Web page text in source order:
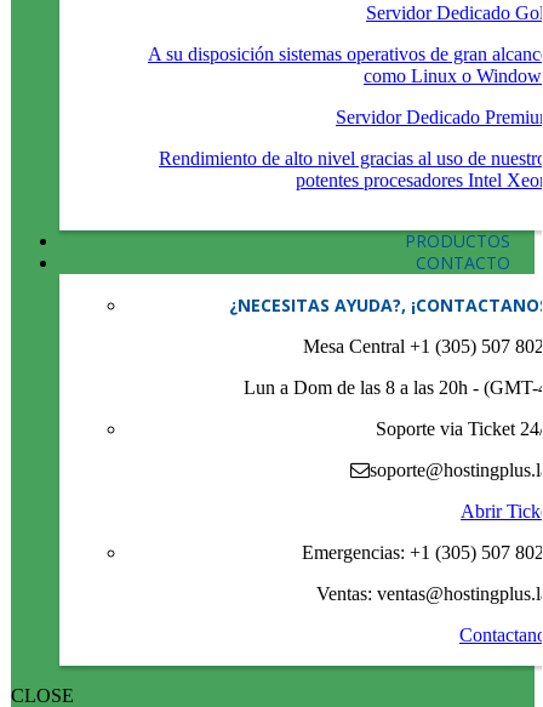
Servidor Dedicado
A su disposición sistemas operativos de gran
como Linux o
Servidor Dedicado
Rendimiento de alto nivel gracias al uso de
potentes procesadores Intel
PRODUCTOS
CONTACTO
¿NECESITAS AYUDA?,
Mesa Central +1 (305) 507
Lun a Dom de las 8 a las 20h - (GMT-
Soporte via Ticket
Abrir
Emergencias: +1 (305) 507
Ventas:
CLOSE